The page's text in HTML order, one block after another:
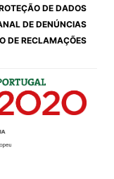
DE DADOS
DE DENÚNCIAS
DE RECLAMAÇÕES